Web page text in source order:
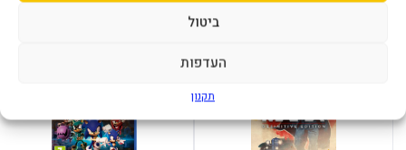
ביטול
העדפות
תקנון
מוצרים נוספים שעשויים לעניין אותך